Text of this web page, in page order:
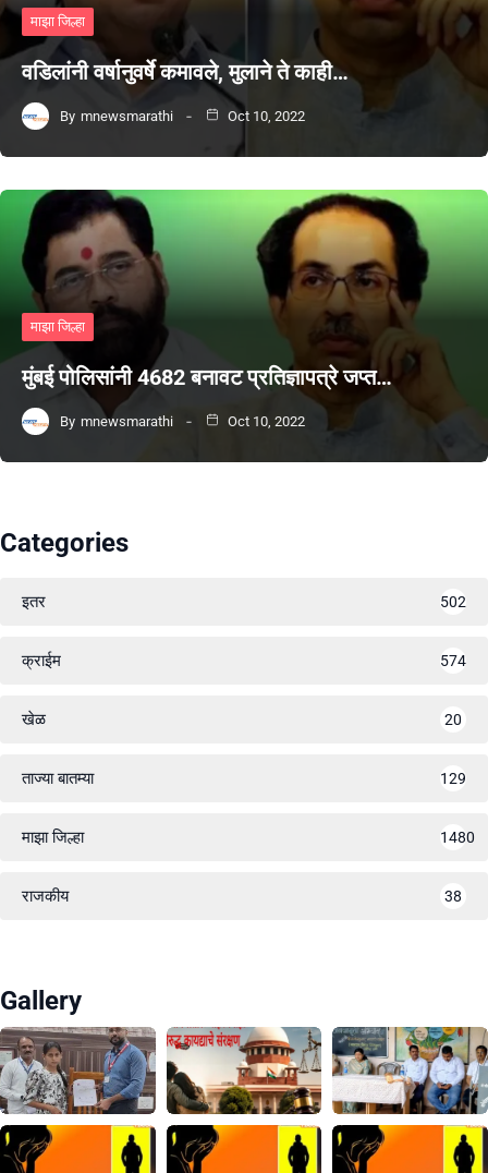
माझा जिल्हा
वडिलांनी वर्षानुवर्षे कमावले, मुलाने ते काही…
By mnewsmarathi Oct 10, 2022
माझा जिल्हा
मुंबई पोलिसांनी 4682 बनावट प्रतिज्ञापत्रे जप्त…
By mnewsmarathi Oct 10, 2022
Categories
इतर 502
क्राईम 574
खेळ 20
ताज्या बातम्या 129
माझा जिल्हा 1480
राजकीय 38
Gallery